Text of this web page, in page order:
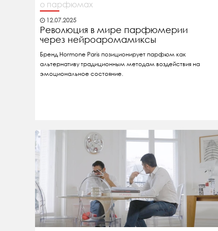
о парфюмах
12.07.2025
Революция в мире парфюмерии
через нейроаромамиксы
Бренд Hormone Paris позиционирует парфюм как
альтернативу традиционным методам воздействия на
эмоциональное состояние.